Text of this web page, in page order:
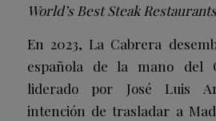
World’s Best Steak Restaurants
En 2023, La Cabrera
española de la mano del
liderado por José Luis
intención de trasladar a